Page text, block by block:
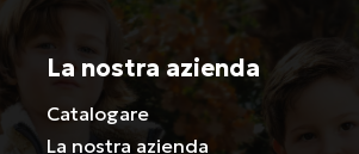
La nostra azienda
Catalogare
La nostra azienda